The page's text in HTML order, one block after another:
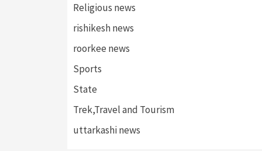
Religious news
rishikesh news
roorkee news
Sports
State
Trek,Travel and Tourism
uttarkashi news